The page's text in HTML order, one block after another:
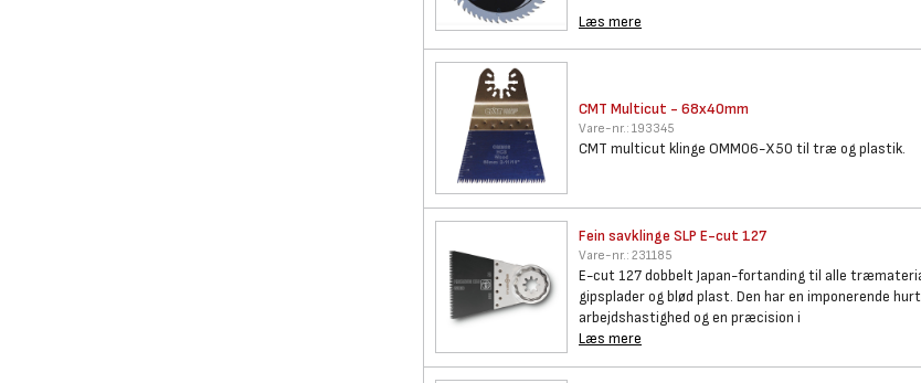
Læs mere
CMT Multicut - 68x40mm
Vare-nr.: 193345
CMT multicut klinge OMM06-X50 til træ og plastik.
Fein savklinge SLP E-cut 127
Vare-nr.: 231185
E-cut 127 dobbelt Japan-fortanding til alle
gipsplader og blød plast. Den har en imponerende
arbejdshastighed og en præcision i
Læs mere